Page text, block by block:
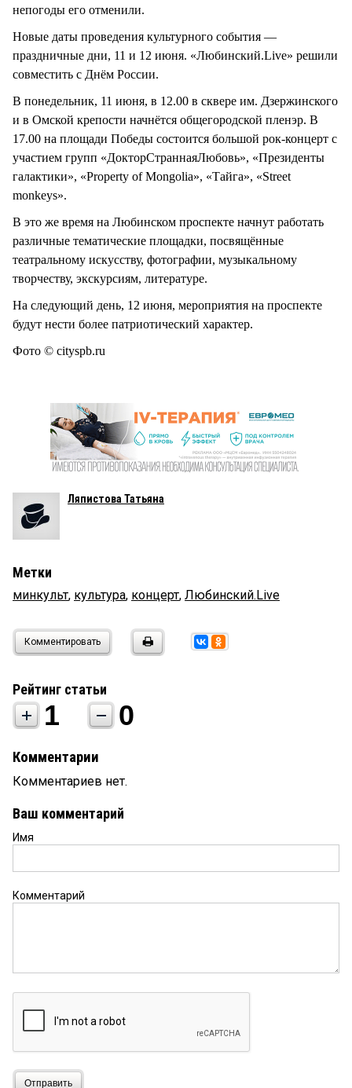
непогоды его отменили.
Новые даты проведения культурного события —
праздничные дни, 11 и 12 июня. «Любинский.Live» решили
совместить с Днём России.
В понедельник, 11 июня, в 12.00 в сквере им. Дзержинского
и в Омской крепости начнётся общегородской пленэр. В
17.00 на площади Победы состоится большой рок-концерт с
участием групп «ДокторСтраннаяЛюбовь», «Президенты
галактики», «Property of Mongolia», «Тайга», «Street
monkeys».
В это же время на Любинском проспекте начнут работать
различные тематические площадки, посвящённые
театральному искусству, фотографии, музыкальному
творчеству, экскурсиям, литературе.
На следующий день, 12 июня, мероприятия на проспекте
будут нести более патриотический характер.
Фото © cityspb.ru
Ляпистова Татьяна
Метки
минкульт, культура, концерт, Любинский.Live
Комментировать
Рейтинг статьи
1 0
Комментарии
Комментариев нет.
Ваш комментарий
Имя
Комментарий
Отправить